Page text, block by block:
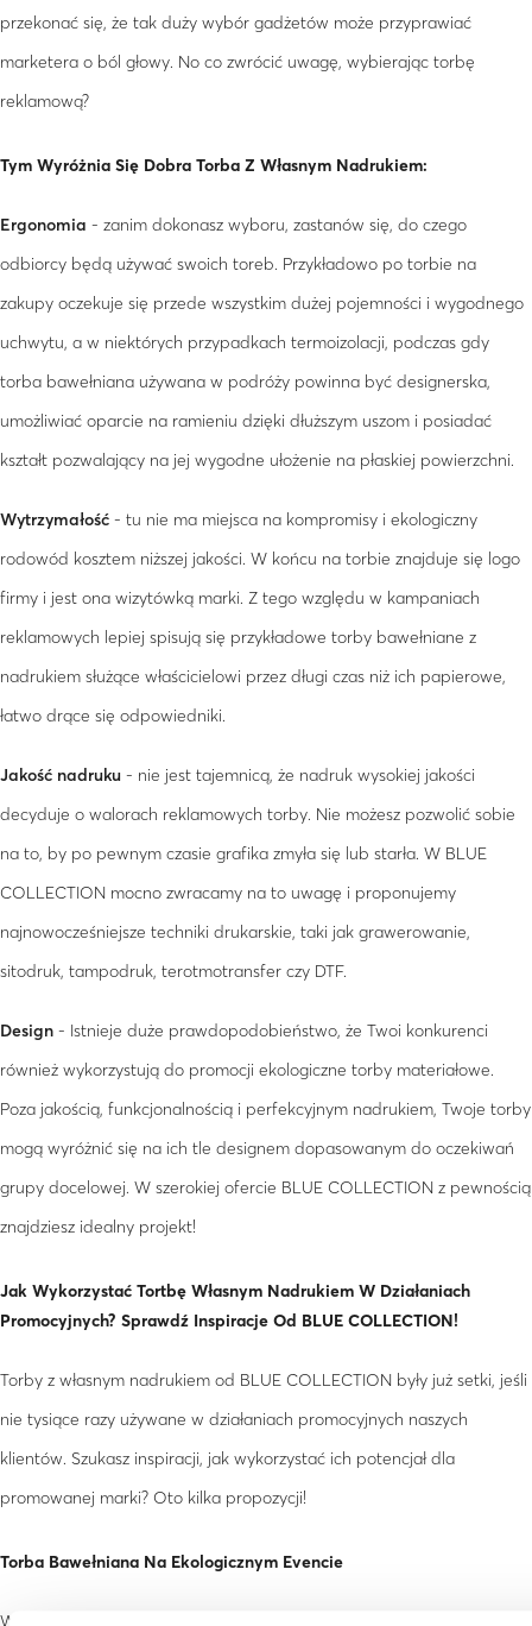
przekonać się, że tak duży wybór gadżetów może przyprawiać
marketera o ból głowy. No co zwrócić uwagę, wybierając torbę
reklamową?
Tym Wyróżnia Się Dobra Torba Z Własnym Nadrukiem:
Ergonomia - zanim dokonasz wyboru, zastanów się, do czego
odbiorcy będą używać swoich toreb. Przykładowo po torbie na
zakupy oczekuje się przede wszystkim dużej pojemności i wygodnego
uchwytu, a w niektórych przypadkach termoizolacji, podczas gdy
torba bawełniana używana w podróży powinna być designerska,
umożliwiać oparcie na ramieniu dzięki dłuższym uszom i posiadać
kształt pozwalający na jej wygodne ułożenie na płaskiej powierzchni.
Wytrzymałość - tu nie ma miejsca na kompromisy i ekologiczny
rodowód kosztem niższej jakości. W końcu na torbie znajduje się logo
firmy i jest ona wizytówką marki. Z tego względu w kampaniach
reklamowych lepiej spisują się przykładowe torby bawełniane z
nadrukiem służące właścicielowi przez długi czas niż ich papierowe,
łatwo drące się odpowiedniki.
Jakość nadruku - nie jest tajemnicą, że nadruk wysokiej jakości
decyduje o walorach reklamowych torby. Nie możesz pozwolić sobie
na to, by po pewnym czasie grafika zmyła się lub starła. W BLUE
COLLECTION mocno zwracamy na to uwagę i proponujemy
najnowocześniejsze techniki drukarskie, taki jak grawerowanie,
sitodruk, tampodruk, terotmotransfer czy DTF.
Design - Istnieje duże prawdopodobieństwo, że Twoi konkurenci
również wykorzystują do promocji ekologiczne torby materiałowe.
Poza jakością, funkcjonalnością i perfekcyjnym nadrukiem, Twoje torby
mogą wyróżnić się na ich tle designem dopasowanym do oczekiwań
grupy docelowej. W szerokiej ofercie BLUE COLLECTION z pewnością
znajdziesz idealny projekt!
Jak Wykorzystać Tortbę Własnym Nadrukiem W Działaniach
Promocyjnych? Sprawdź Inspiracje Od BLUE COLLECTION!
Torby z własnym nadrukiem od BLUE COLLECTION były już setki, jeśli
nie tysiące razy używane w działaniach promocyjnych naszych
klientów. Szukasz inspiracji, jak wykorzystać ich potencjał dla
promowanej marki? Oto kilka propozycji!
Torba Bawełniana Na Ekologicznym Evencie
W kalendarzu nie brakuje okazji, by zorganizować wydarzenie